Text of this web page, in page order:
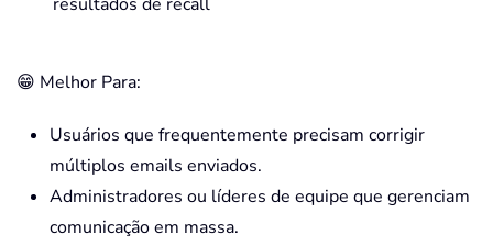
😁 Melhor Para:
Usuários que frequentemente precisam corrigir
múltiplos emails enviados.
Administradores ou líderes de equipe que gerenciam
comunicação em massa.